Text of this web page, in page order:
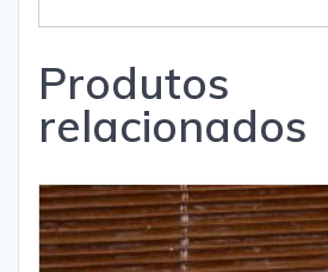
Produtos
relacionados